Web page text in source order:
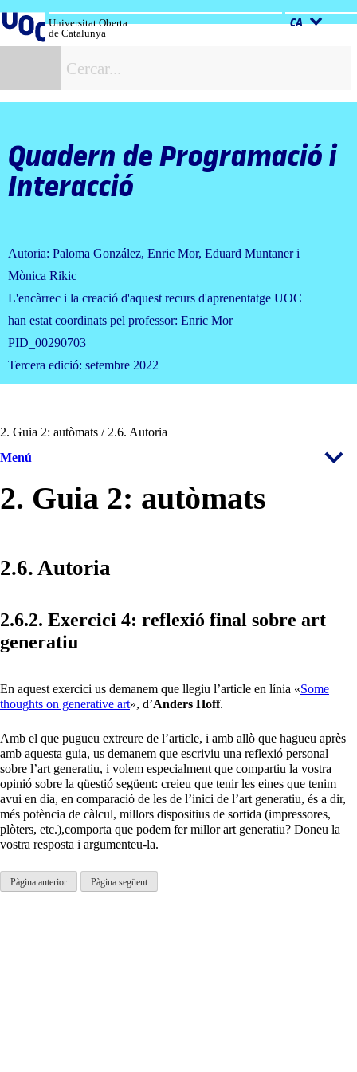
al
contingut
Universitat Oberta
de Catalunya
CA
Quadern de Programació i
Interacció
Autoria: Paloma González, Enric Mor, Eduard Muntaner i
Mònica Rikic
L'encàrrec i la creació d'aquest recurs d'aprenentatge UOC
han estat coordinats pel professor: Enric Mor
PID_00290703
Tercera edició: setembre 2022
2. Guia 2: autòmats / 2.6. Autoria
Menú
2. Guia 2: autòmats
2.6. Autoria
2.6.2. Exercici 4: reflexió final sobre art
generatiu
En aquest exercici us demanem que llegiu l’article en línia «Some
thoughts on generative art», d’Anders Hoff.
Amb el que pugueu extreure de l’article, i amb allò que hagueu après
amb aquesta guia, us demanem que escriviu una reflexió personal
sobre l’art generatiu, i volem especialment que compartiu la vostra
opinió sobre la qüestió següent: creieu que tenir les eines que tenim
avui en dia, en comparació de les de l’inici de l’art generatiu, és a dir,
més potència de càlcul, millors dispositius de sortida (impressores,
plòters, etc.),comporta que podem fer millor art generatiu? Doneu la
vostra resposta i argumenteu-la.
Pàgina anterior Pàgina següent